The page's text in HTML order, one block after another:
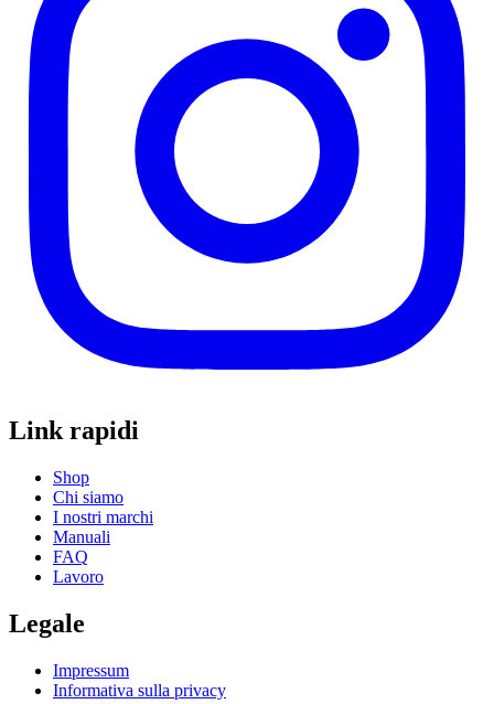
Link rapidi
Shop
Chi siamo
I nostri marchi
Manuali
FAQ
Lavoro
Legale
Impressum
Informativa sulla privacy